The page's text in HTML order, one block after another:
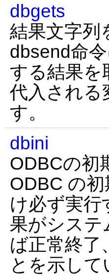
dbgets
結果文字列
dbsend命
する結果を
代入される
す。
dbini
ODBCの初
ODBC の
け必ず実行
果がシステ
ば正常終了
とを示して